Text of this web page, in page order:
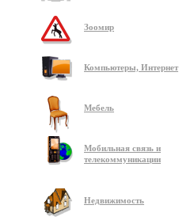
Зоомир
Компьютеры, Интернет
Мебель
Мобильная связь и
телекоммуникации
Недвижимость